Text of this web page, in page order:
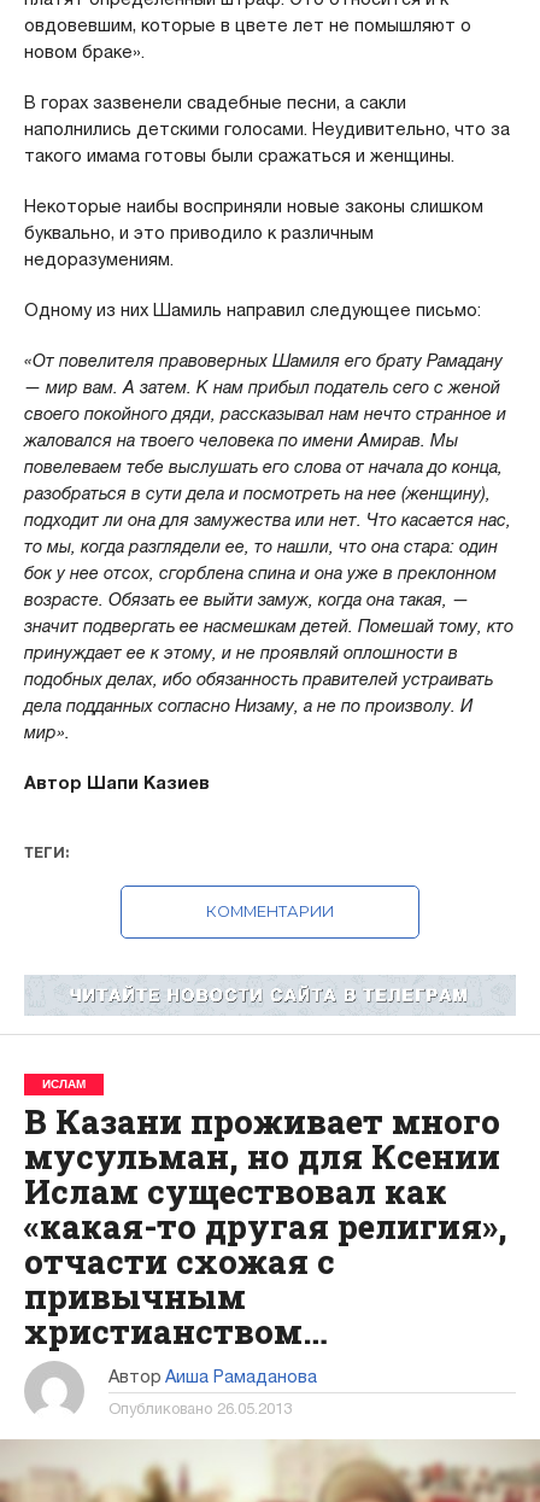
овдовевшим, которые в цвете лет не помышляют о
новом браке».
В горах зазвенели свадебные песни, а сакли
наполнились детскими голосами. Неудивительно, что за
такого имама готовы были сражаться и женщины.
Некоторые наибы восприняли новые законы слишком
буквально, и это приводило к различным
недоразумениям.
Одному из них Шамиль направил следующее письмо:
«От повелителя правоверных Шамиля его брату Рамадану
— мир вам. А затем. К нам прибыл податель сего с женой
своего покойного дяди, рассказывал нам нечто странное и
жаловался на твоего человека по имени Амирав. Мы
повелеваем тебе выслушать его слова от начала до конца,
разобраться в сути дела и посмотреть на нее (женщину),
подходит ли она для замужества или нет. Что касается нас,
то мы, когда разглядели ее, то нашли, что она стара: один
бок у нее отсох, сгорблена спина и она уже в преклонном
возрасте. Обязать ее выйти замуж, когда она такая, —
значит подвергать ее насмешкам детей. Помешай тому, кто
принуждает ее к этому, и не проявляй оплошности в
подобных делах, ибо обязанность правителей устраивать
дела подданных согласно Низаму, а не по произволу. И
мир».
Автор Шапи Казиев
ТЕГИ:
КОММЕНТАРИИ
ИСЛАМ
В Казани проживает много
мусульман, но для Ксении
Ислам существовал как
«какая-то другая религия»,
отчасти схожая с
привычным
христианством…
Автор Аиша Рамаданова
Опубликовано 26.05.2013